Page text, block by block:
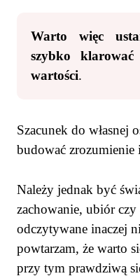
Warto więc
szybko klarować
wartości.
Szacunek do własnej
budować zrozumienie
Należy jednak być
zachowanie, ubiór
odczytywane inaczej
powtarzam, że warto
przy tym prawdziwą